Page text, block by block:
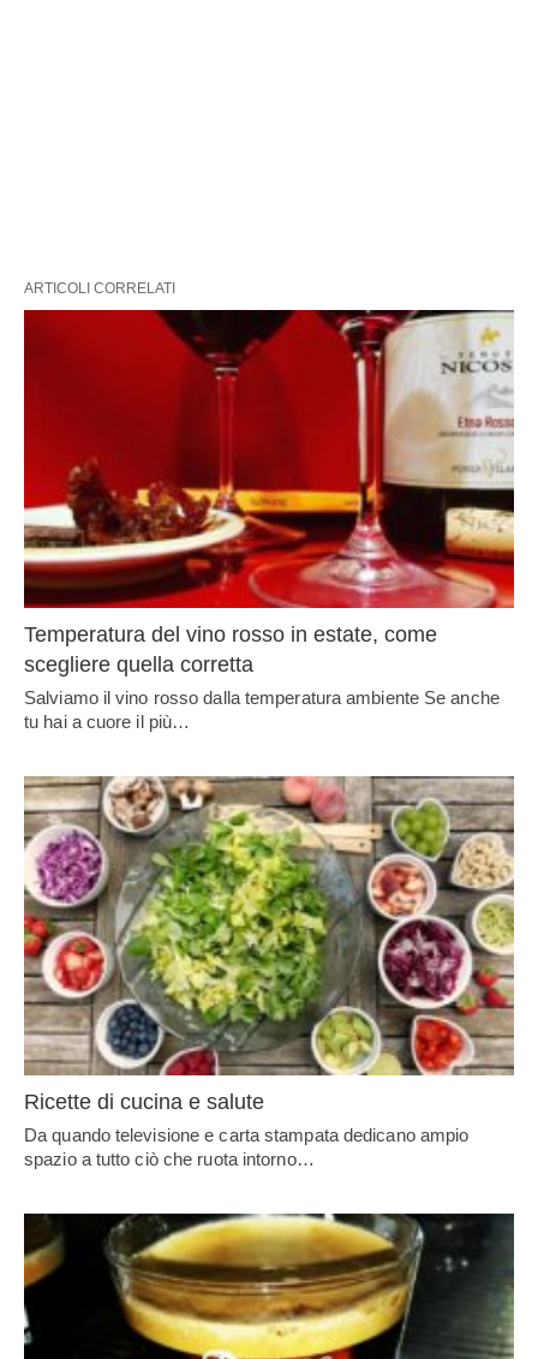
ARTICOLI CORRELATI
Temperatura del vino rosso in estate, come
scegliere quella corretta
Salviamo il vino rosso dalla temperatura ambiente Se anche
tu hai a cuore il più…
Ricette di cucina e salute
Da quando televisione e carta stampata dedicano ampio
spazio a tutto ciò che ruota intorno…